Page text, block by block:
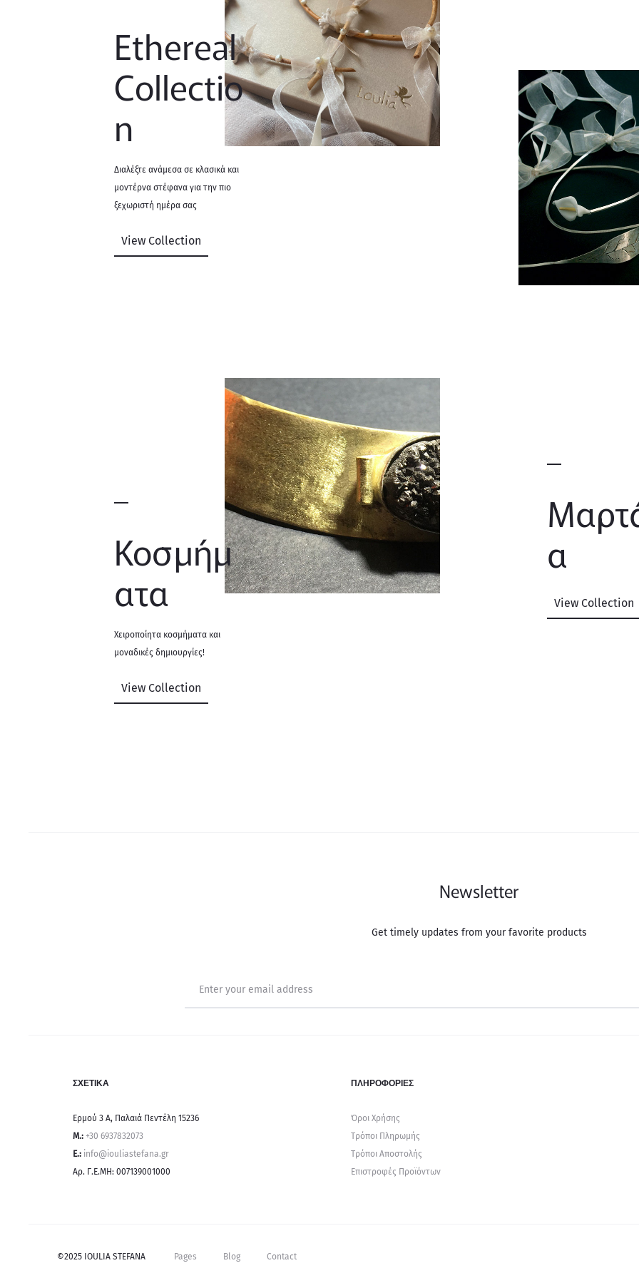
Ethereal
Collectio
n
Διαλέξτε ανάμεσα σε κλασικά και
μοντέρνα στέφανα για την πιο
ξεχωριστή ημέρα σας
View Collection
Κοσμήμ
ατα
Χειροποίητα κοσμήματα και
μοναδικές δημιουργίες!
View Collection
α
View Collection
Newsletter
Get timely updates from your favorite products
ΣΧΕΤΙΚΑ
Ερμού 3 Α, Παλαιά Πεντέλη 15236
Μ.: +30 6937832073
E.: info@iouliastefana.gr
Αρ. Γ.Ε.ΜΗ: 007139001000
ΠΛΗΡΟΦΟΡΙΕΣ
Όροι Χρήσης
Τρόποι Πληρωμής
Τρόποι Αποστολής
Επιστροφές Προϊόντων
©2025 IOULIA STEFANA Pages Blog Contact